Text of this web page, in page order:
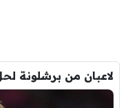
لاعبان من برشلونة